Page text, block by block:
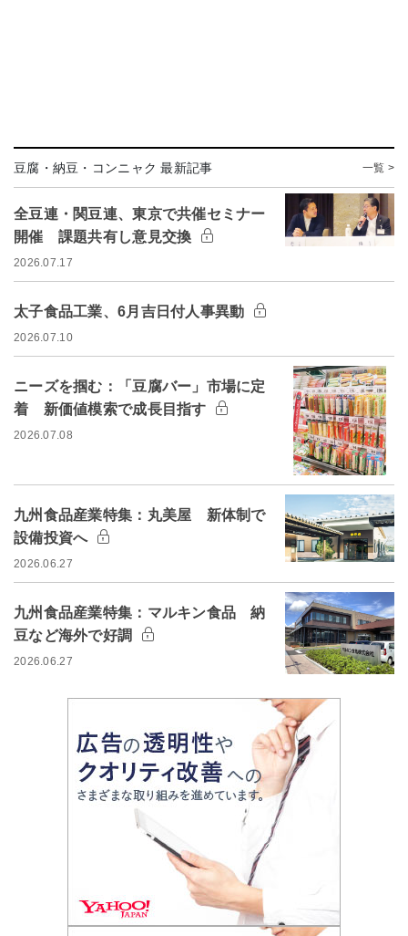
豆腐・納豆・コンニャク 最新記事 一覧 >
全豆連・関豆連、東京で共催セミナー
開催 課題共有し意見交換
2026.07.17
太子食品工業、6月吉日付人事異動
2026.07.10
ニーズを掴む：「豆腐バー」市場に定
着 新価値模索で成長目指す
2026.07.08
九州食品産業特集：丸美屋 新体制で
設備投資へ
2026.06.27
九州食品産業特集：マルキン食品 納
豆など海外で好調
2026.06.27